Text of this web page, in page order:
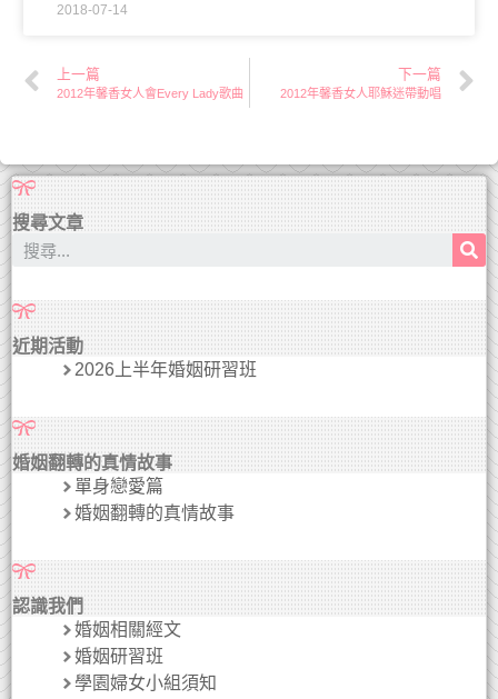
2018-07-14
上一篇
2012年馨香女人會Every Lady歌曲
下一篇
2012年馨香女人耶穌迷帶動唱
搜尋文章
近期活動
2026上半年婚姻研習班
婚姻翻轉的真情故事
單身戀愛篇
婚姻翻轉的真情故事
認識我們
婚姻相關經文
婚姻研習班
學園婦女小組須知